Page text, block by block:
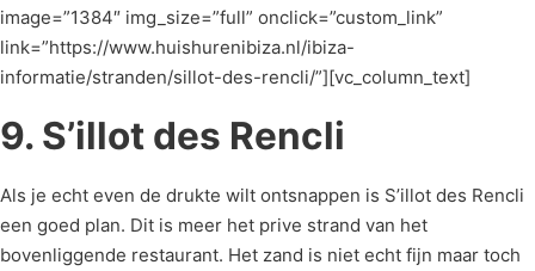
image=”1384″ img_size=”full” onclick=”custom_link”
link=”https://www.huishurenibiza.nl/ibiza-
informatie/stranden/sillot-des-rencli/”][vc_column_text]
9. S’illot des Rencli
Als je echt even de drukte wilt ontsnappen is S’illot des Rencli
een goed plan. Dit is meer het prive strand van het
bovenliggende restaurant. Het zand is niet echt fijn maar toch